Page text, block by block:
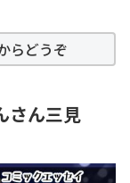
らどうぞ
さん三見